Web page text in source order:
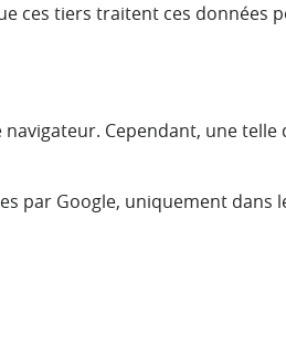
ces tiers traitent ces données
Cependant, une
par Google, uniquement dans